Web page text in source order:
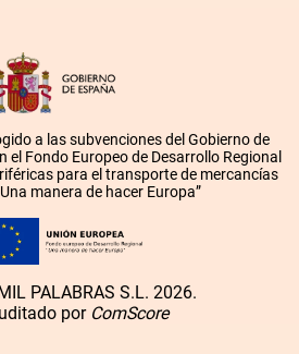
a las subvenciones del Gobierno de
Fondo Europeo de Desarrollo Regional
para el transporte de mercancías
manera de hacer Europa”
PALABRAS S.L. 2026.
por ComScore